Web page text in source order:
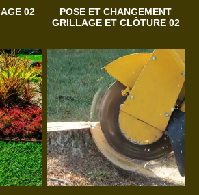
02
POSE ET CHANGEMENT
GRILLAGE ET CLÔTURE 02